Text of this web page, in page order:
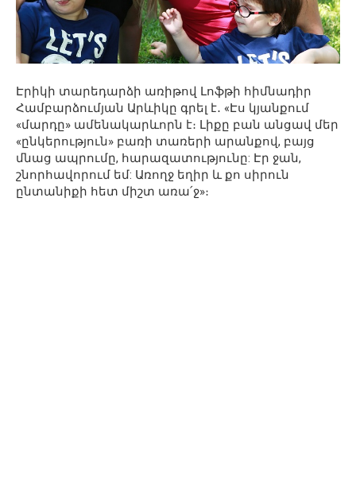
Էրիկի տարեդարձի առիթով Լոֆթի հիմնադիր
Համբարձումյան Արևիկը գրել է․ «Էս կյանքում
«մարդը» ամենակարևորն է։ Լիքը բան անցավ մեր
«ընկերություն» բառի տառերի արանքով, բայց
մնաց ապրումը, հարազատությունը: Էր ջան,
շնորհավորում եմ: Առողջ եղիր և քո սիրուն
ընտանիքի հետ միշտ առա՛ջ»։